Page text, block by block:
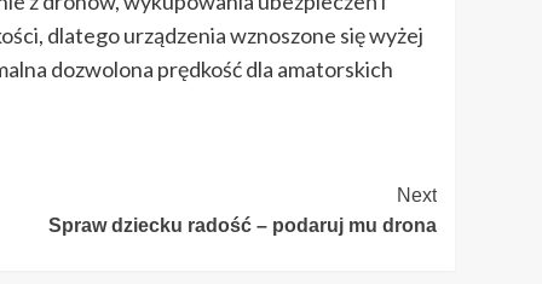
dlatego urządzenia wznoszone się wyżej
dozwolona prędkość dla amatorskich
Next
Spraw dziecku radość – podaruj mu drona